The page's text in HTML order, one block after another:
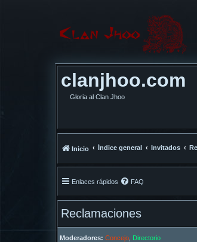
clanjhoo.com
Gloria al Clan Jhoo
Inicio Índice general Invitados
Enlaces rápidos FAQ
Reclamaciones
Moderadores: Concejo Directorio